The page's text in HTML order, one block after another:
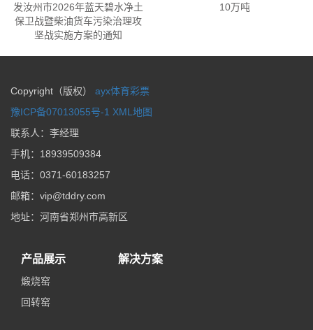
发汝州市2026年蓝天碧水净土
保卫战暨柴油货车污染治理攻
坚战实施方案的通知
10万吨
Copyright（版权） ayx体育彩票
豫ICP备07013055号-1 XML地图
联系人：李经理
手机： 18939509384
电话： 0371-60183257
邮箱： vip@tddry.com
地址： 河南省郑州市高新区
产品展示
煅烧窑
回转窑
解决方案